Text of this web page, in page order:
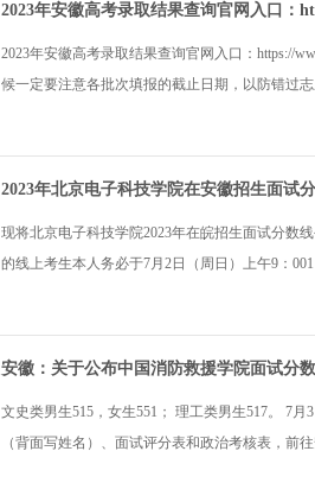
2023年安徽高考录取结果查询官网入口：
2023年安徽高考录取结果查询官网入口：https://
候一定要注意各批次填报的截止日期，以防错过
2023年北京电子科技学院在安徽招生面试
现将北京电子科技学院2023年在皖招生面试分数
的线上考生本人务必于7月2日（周日）上午9：
安徽：关于公布中国消防救援学院面试分
文史类男生515，女生551； 理工类男生517。 7
（背面写姓名）、面试评分表和政治考核表，前